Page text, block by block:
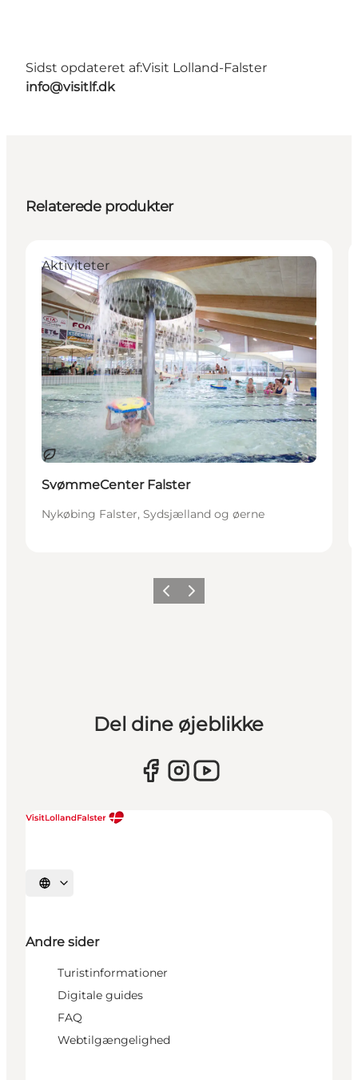
Sidst opdateret af:Visit Lolland-Falster
info@visitlf.dk
Relaterede produkter
Bæredygtige oplevelser
Aktiviteter
SvømmeCenter Falster
Nykøbing Falster, Sydsjælland og øerne
ForrigeNæste
Del dine øjeblikke
Vælg sprog
Andre sider
Turistinformationer
Digitale guides
FAQ
Webtilgængelighed